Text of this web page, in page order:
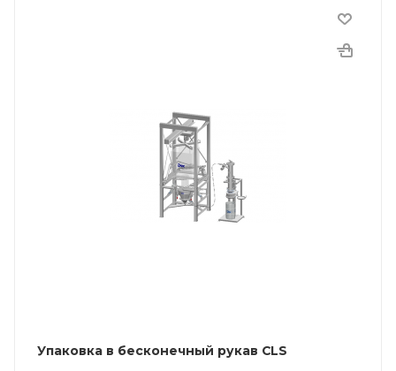
Упаковка в бесконечный рукав CLS